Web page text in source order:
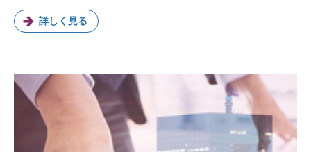
詳しく見る